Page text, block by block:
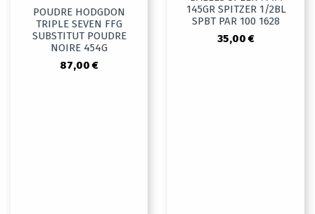
POUDRE HODGDON
TRIPLE SEVEN FFG
SUBSTITUT POUDRE
NOIRE 454G
87,00 €
145GR SPITZER 1/2BL
SPBT PAR 100 1628
35,00 €